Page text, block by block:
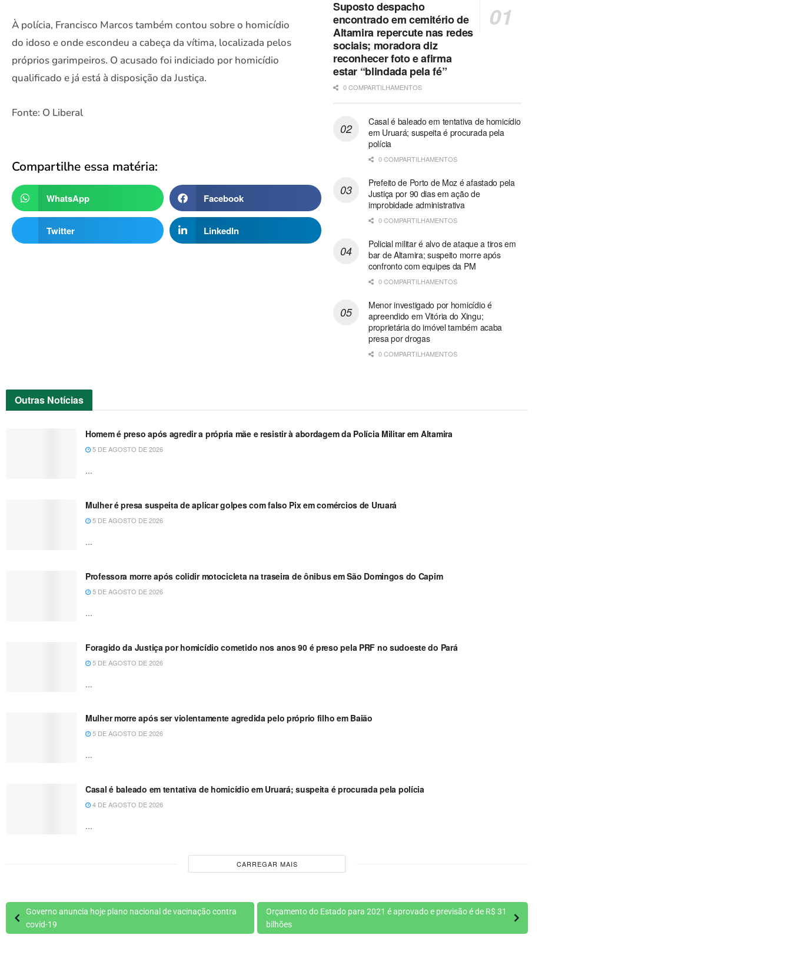
À polícia, Francisco Marcos também contou sobre o homicídio
do idoso e onde escondeu a cabeça da vítima, localizada pelos
próprios garimpeiros. O acusado foi indiciado por homicídio
qualificado e já está à disposição da Justiça.
Fonte: O Liberal
Compartilhe essa matéria:
WhatsApp Facebook
Twitter LinkedIn
Suposto despacho
encontrado em cemitério de
Altamira repercute nas redes
sociais; moradora diz
reconhecer foto e afirma
estar “blindada pela fé”
0 COMPARTILHAMENTOS
Casal é baleado em tentativa de homicídio
em Uruará; suspeita é procurada pela
polícia
0 COMPARTILHAMENTOS
Prefeito de Porto de Moz é afastado pela
Justiça por 90 dias em ação de
improbidade administrativa
0 COMPARTILHAMENTOS
Policial militar é alvo de ataque a tiros em
bar de Altamira; suspeito morre após
confronto com equipes da PM
0 COMPARTILHAMENTOS
Menor investigado por homicídio é
apreendido em Vitória do Xingu;
proprietária do imóvel também acaba
presa por drogas
0 COMPARTILHAMENTOS
Outras Notícias
Homem é preso após agredir a própria mãe e resistir à abordagem da Polícia Militar em Altamira
5 DE AGOSTO DE 2026
...
Mulher é presa suspeita de aplicar golpes com falso Pix em comércios de Uruará
5 DE AGOSTO DE 2026
...
Professora morre após colidir motocicleta na traseira de ônibus em São Domingos do Capim
5 DE AGOSTO DE 2026
...
Foragido da Justiça por homicídio cometido nos anos 90 é preso pela PRF no sudoeste do Pará
5 DE AGOSTO DE 2026
...
Mulher morre após ser violentamente agredida pelo próprio filho em Baião
5 DE AGOSTO DE 2026
...
Casal é baleado em tentativa de homicídio em Uruará; suspeita é procurada pela polícia
4 DE AGOSTO DE 2026
...
CARREGAR MAIS
Governo anuncia hoje plano nacional de vacinação contra
covid-19
Orçamento do Estado para 2021 é aprovado e previsão é de R$ 31
bilhões